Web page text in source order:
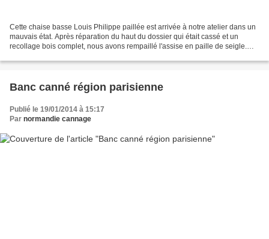
Cette chaise basse Louis Philippe paillée est arrivée à notre atelier dans un
mauvais état. Après réparation du haut du dossier qui était cassé et un
recollage bois complet, nous avons rempaillé l'assise en paille de seigle.
Banc canné région parisienne
Publié le 19/01/2014 à 15:17
Par normandie cannage